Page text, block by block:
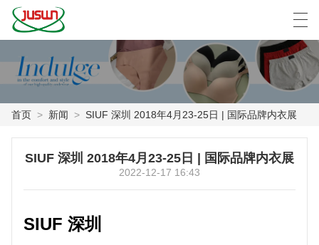
首页
案例
Deutsch English Español
首页 > 新闻 > SIUF 深圳 2018年4月23-25日 | 国际品牌内衣展
SIUF 深圳 2018年4月23-25日 | 国际品牌内衣展
2022-12-17 16:43
SIUF 深圳